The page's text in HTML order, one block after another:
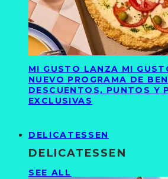
MI GUSTO LANZA MI
NUEVO PROGRAMA DE
DESCUENTOS, PUNTOS Y
EXCLUSIVAS
DELICATESSEN
DELICATESSEN
SEE ALL